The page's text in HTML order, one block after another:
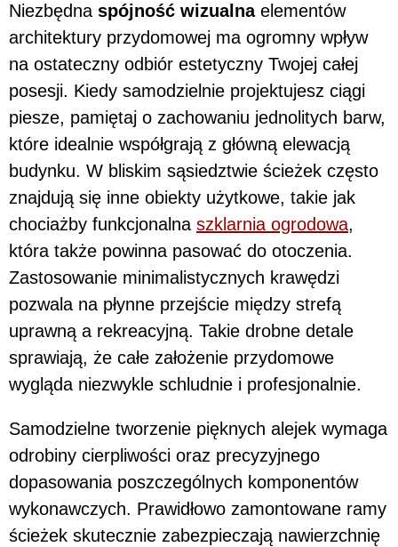
Niezbędna spójność wizualnaelementów
architektury przydomowej ma ogromny wpływ
na ostateczny odbiór estetyczny Twojej całej
posesji. Kiedy samodzielnie projektujesz ciągi
piesze, pamiętaj o zachowaniu jednolitych barw,
które idealnie współgrają z główną elewacją
budynku. W bliskim sąsiedztwie ścieżek często
znajdują się inne obiekty użytkowe, takie jak
chociażby funkcjonalna szklarnia ogrodowa,
która także powinna pasować do otoczenia.
Zastosowanie minimalistycznych krawędzi
pozwala na płynne przejście między strefą
uprawną a rekreacyjną. Takie drobne detale
sprawiają, że całe założenie przydomowe
wygląda niezwykle schludnie i profesjonalnie.
Samodzielne tworzenie pięknych alejek wymaga
odrobiny cierpliwości oraz precyzyjnego
dopasowania poszczególnych komponentów
wykonawczych. Prawidłowo zamontowane ramy
ścieżek skutecznie zabezpieczają nawierzchnię